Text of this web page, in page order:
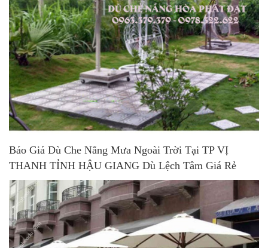
Báo Giá Dù Che Nắng Mưa Ngoài Trời Tại TP VỊ
THANH TỈNH HẬU GIANG Dù Lệch Tâm Giá Rẻ